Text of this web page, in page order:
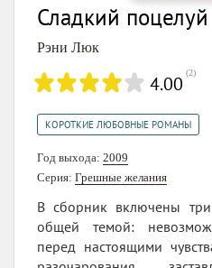
Сладкий поцелуй
Рэни Люк
4.00 (2)
КОРОТКИЕ ЛЮБОВНЫЕ РОМАНЫ
Год выхода: 2009
Серия: Грешные желания
В сборник включены
общей темой:
перед настоящими